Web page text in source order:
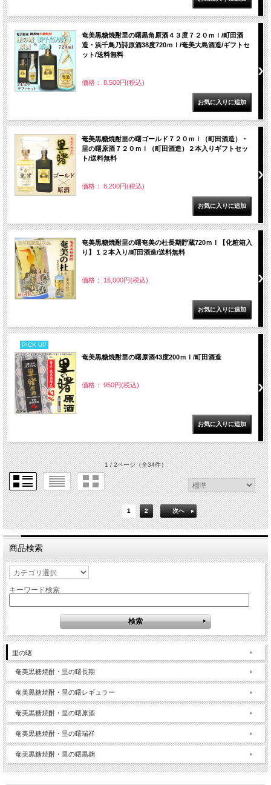
奄美黒糖焼酎里の曙黒角原酒４３度７２０ｍｌ/町田酒
造・浜千鳥乃詩原酒38度720ｍｌ/奄美大島酒造/ギフトセ
ット/送料無料
価格： 8,500円(税込)
奄美黒糖焼酎里の曙ゴールド７２０ｍｌ（町田酒造）・
里の曙原酒７２０ｍｌ（町田酒造）２本入りギフトセッ
ト/送料無料
価格： 8,200円(税込)
奄美黒糖焼酎里の曙奄美の杜長期貯蔵720ｍｌ【化粧箱入
り】１２本入り/町田酒造/送料無料
価格： 16,000円(税込)
PICK UP
奄美黒糖焼酎里の曙原酒43度200ｍｌ/町田酒造
価格： 950円(税込)
1 / 2ページ（全34件）
1 2 次へ
商品検索
キーワード検索
里の曙
奄美黒糖焼酎・里の曙長期
奄美黒糖焼酎・里の曙レギュラー
奄美黒糖焼酎・里の曙原酒
奄美黒糖焼酎・里の曙瑞祥
奄美黒糖焼酎・里の曙黒麹